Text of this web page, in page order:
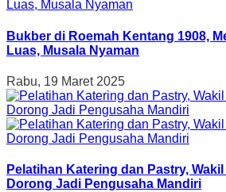
Bukber di Roemah Kentang 1908,
Luas, Musala Nyaman
Rabu, 19 Maret 2025
Pelatihan Katering dan Pastry,
Dorong Jadi Pengusaha Mandiri